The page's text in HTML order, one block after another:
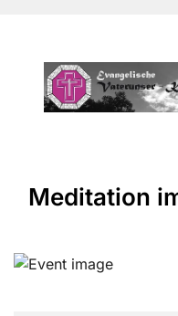
Meditation